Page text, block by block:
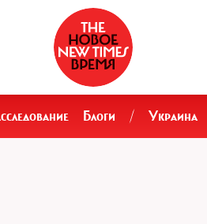
Блоги / Украина